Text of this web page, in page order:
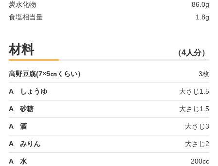
炭水化物
86.0g
食塩相当量
1.8g
材料 （4人分）
高野豆腐(7×5㎝くらい） 3枚
A しょうゆ 大さじ1.5
A 砂糖 大さじ1.5
A 酒 大さじ3
A みりん 大さじ2
A 水 200cc